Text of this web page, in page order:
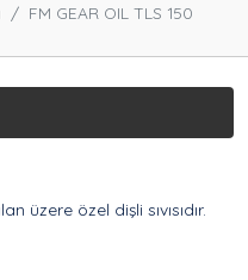
FM GEAR OIL TLS 150
üzere özel dişli sıvısıdır.